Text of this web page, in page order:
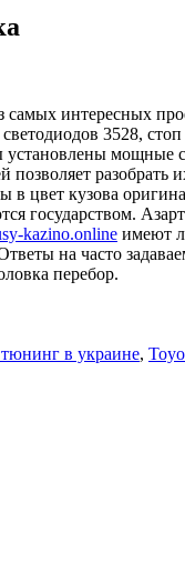
интересных
3528,
мощные
позволяет
цвет кузова
государством.
kazino.online имеют
на часто
перебор.
в украине,